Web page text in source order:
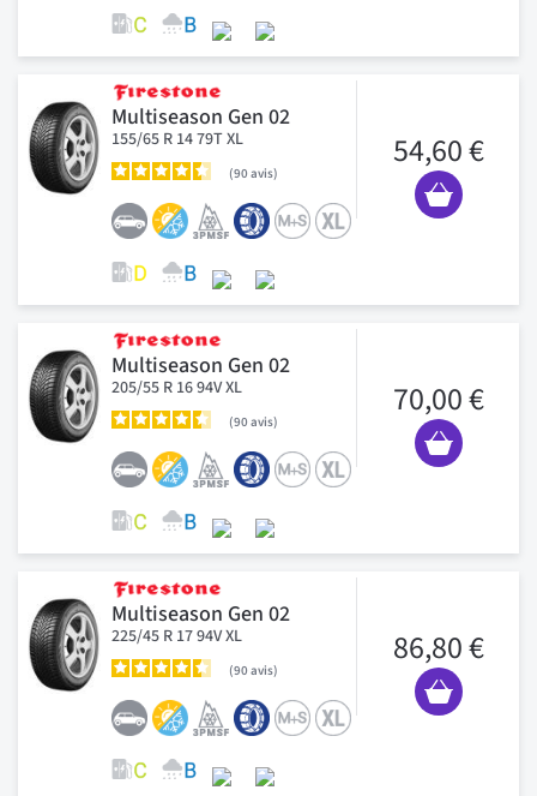
Multiseason Gen 02
155/65 R 14 79T XL
90avis
54,60 €
Multiseason Gen 02
205/55 R 16 94V XL
90avis
70,00 €
Multiseason Gen 02
225/45 R 17 94V XL
90avis
86,80 €